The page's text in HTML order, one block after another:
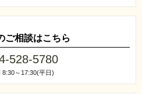
ご相談はこちら
528-5780
8:30～17:30(平日)